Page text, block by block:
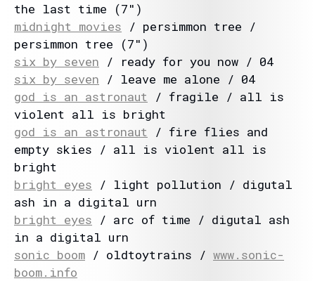
the last time (7″)
midnight movies / persimmon tree /
persimmon tree (7″)
six by seven / ready for you now / 04
six by seven / leave me alone / 04
god is an astronaut / fragile / all is
violent all is bright
god is an astronaut / fire flies and
empty skies / all is violent all is
bright
bright eyes / light pollution / digutal
ash in a digital urn
bright eyes / arc of time / digutal ash
in a digital urn
sonic boom / oldtoytrains / www.sonic-
boom.info